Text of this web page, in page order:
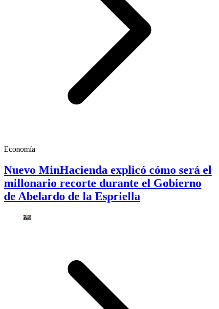
Economía
Nuevo MinHacienda explicó cómo será el
millonario recorte durante el Gobierno
de Abelardo de la Espriella